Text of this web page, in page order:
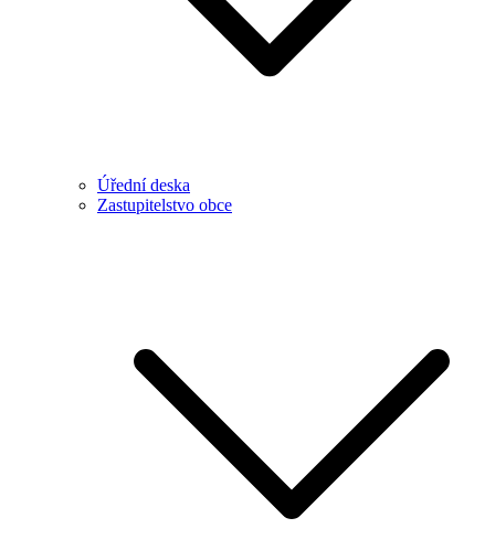
Úřední deska
Zastupitelstvo obce